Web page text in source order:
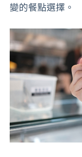
變的餐點選擇。